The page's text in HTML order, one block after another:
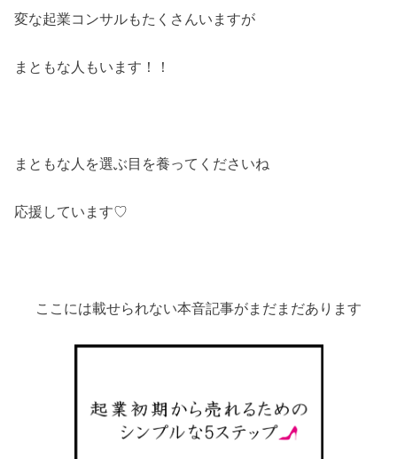
変な起業コンサルもたくさんいますが
まともな人もいます！！
まともな人を選ぶ目を養ってくださいね
応援しています♡
ここには載せられない本音記事がまだまだあります